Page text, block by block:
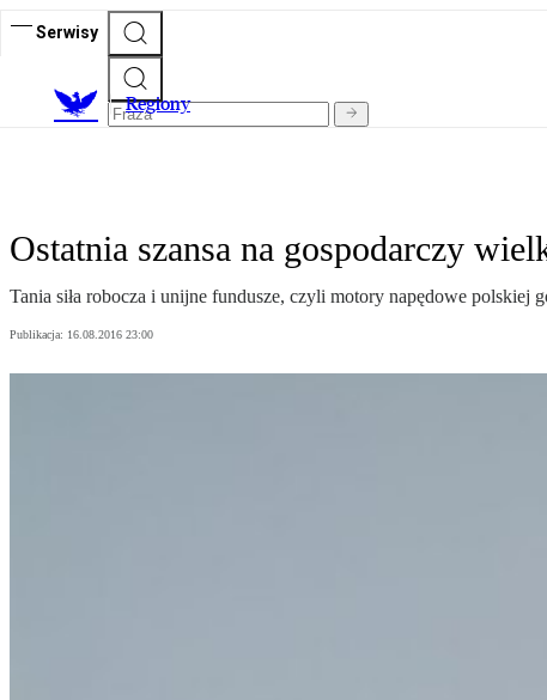
Serwisy
Regiony
Ostatnia szansa na gospodarczy
Tania siła robocza i unijne fundusze, czyli motory napędowe polskiej
Publikacja: 16.08.2016 23:00